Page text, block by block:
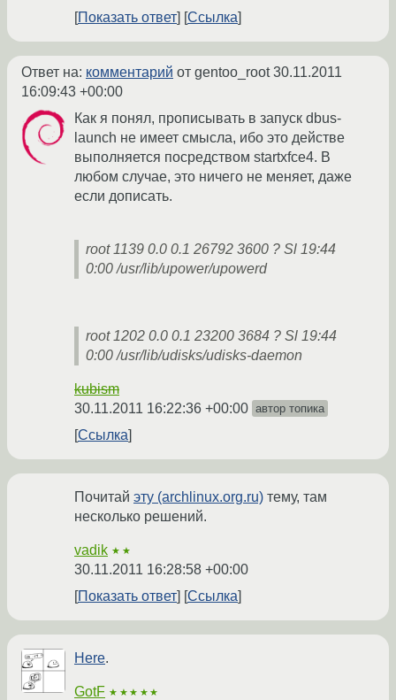
Показать ответ
Ссылка
Ответ на: комментарий от gentoo_root30.11.2011
16:09:43 +00:00
Как я понял, прописывать в запуск dbus-
launch не имеет смысла, ибо это действе
выполняется посредством startxfce4. В
любом случае, это ничего не меняет, даже
если дописать.
root 1139 0.0 0.1 26792 3600 ? Sl 19:44
0:00 /usr/lib/upower/upowerd
root 1202 0.0 0.1 23200 3684 ? Sl 19:44
0:00 /usr/lib/udisks/udisks-daemon
kubism
30.11.2011 16:22:36 +00:00 автор топика
Ссылка
Почитай эту (archlinux.org.ru) тему, там
несколько решений.
vadik ★★
30.11.2011 16:28:58 +00:00
Показать ответ
Ссылка
Here.
GotF ★★★★★